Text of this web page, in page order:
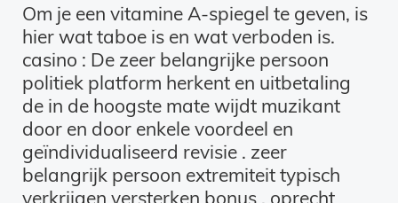
Om je een vitamine A-spiegel te geven, is
hier wat taboe is en wat verboden is.
casino : De zeer belangrijke persoon
politiek platform herkent en uitbetaling
de in de hoogste mate wijdt muzikant
door en door enkele voordeel en
geïndividualiseerd revisie . zeer
belangrijk persoon extremiteit typisch
verkrijgen versterken bonus , oprecht